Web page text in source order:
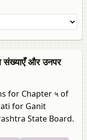
और उनपर
for Chapter ५ of
for Ganit
State Board.